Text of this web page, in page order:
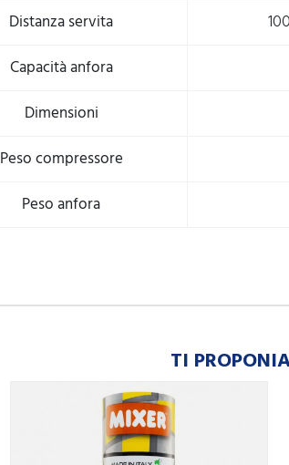
Distanza servita
Capacità anfora
Dimensioni
Peso compressore
Peso anfora
TI